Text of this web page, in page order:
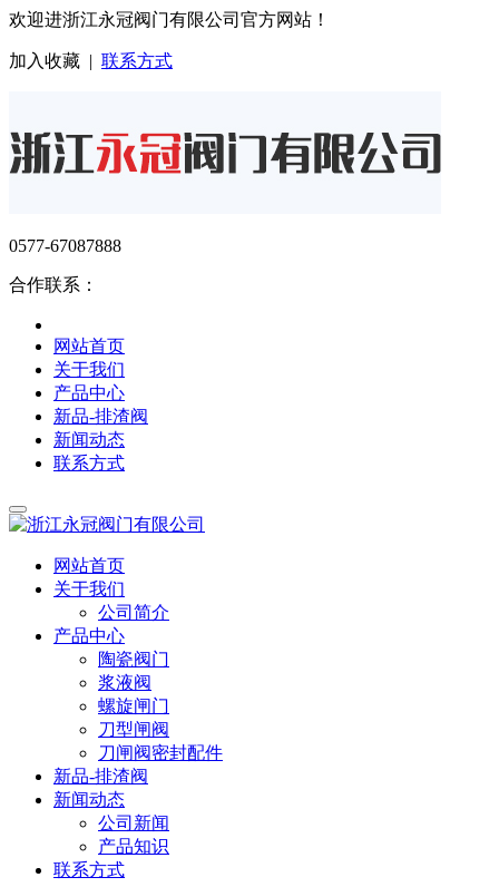
欢迎进浙江永冠阀门有限公司官方网站！
加入收藏 | 联系方式
0577-67087888
合作联系：
网站首页
关于我们
产品中心
新品-排渣阀
新闻动态
联系方式
网站首页
关于我们
公司简介
产品中心
陶瓷阀门
浆液阀
螺旋闸门
刀型闸阀
刀闸阀密封配件
新品-排渣阀
新闻动态
公司新闻
产品知识
联系方式